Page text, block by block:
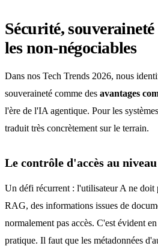
Sécurité,
les non-négociables
Dans nos Tech Trends 2026, nous
souveraineté comme des avantages
l'ère de l'IA agentique. Pour les
traduit très concrètement sur le terrain.
Le contrôle d'accès au
Un défi récurrent : l'utilisateur A ne doit
RAG, des informations issues de
normalement pas accès. C'est évident
pratique. Il faut que les métadonnées